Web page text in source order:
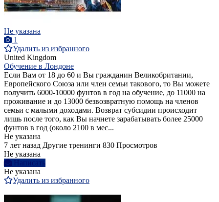
Не указана
1
Удалить из избранного
United Kingdom
Обучение в Лондоне
Если Вам от 18 до 60 и Вы гражданин Великобритании,
Европейского Союза или член семьи такового, то Вы можете
получить 6000-10000 фунтов в год на обучение, до 11000 на
проживание и до 13000 безвозвратную помощь на членов
семьи с малыми доходами. Возврат субсидии происходит
лишь после того, как Вы начнете зарабатывать более 25000
фунтов в год (около 2100 в мес...
Не указана
7 лет назад Другие тренинги 830 Просмотров
Не указана
Написать
Не указана
Удалить из избранного